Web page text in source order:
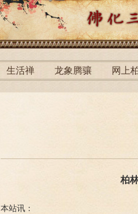
生活禅 龙象腾骧 网上
柏
本站讯：